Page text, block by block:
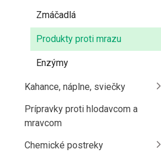
Zmáčadlá
Produkty proti mrazu
Enzýmy
Kahance, náplne, sviečky
Prípravky proti hlodavcom a
mravcom
Chemické postreky